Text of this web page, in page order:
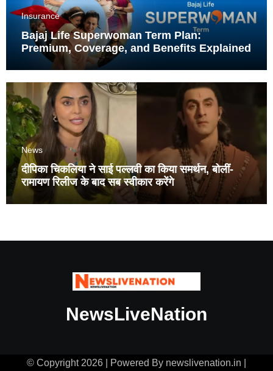
Insurance
Bajaj Life Superwoman Term Plan:
Premium, Coverage, and Benefits Explained
News
दीपिका चिकलिया ने साई पल्लवी का किया समर्थन, बोलीं-
रामायण रिलीज के बाद सब स्वीकार करेंगे
NewsLiveNation
© Copyright 2026 | Powered By newslivenation.in |